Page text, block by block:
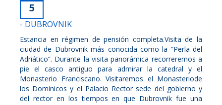
5
- DUBROVNIK
Estancia en régimen de pensión completa.Visita de la
ciudad de Dubrovnik más conocida como la “Perla del
Adriático”. Durante la visita panorámica recorreremos a
pie el casco antiguo para admirar la catedral y el
Monasterio Franciscano. Visitaremos el Monasteriode
los Dominicos y el Palacio Rector sede del gobierno y
del rector en los tiempos en que Dubrovnik fue una